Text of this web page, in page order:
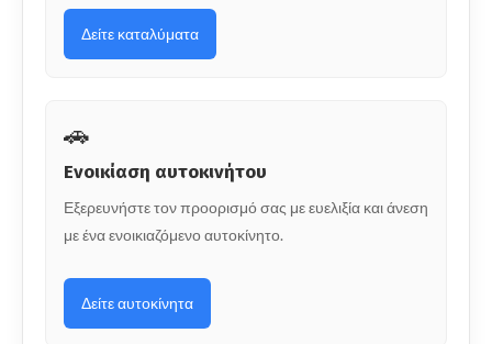
Δείτε καταλύματα
🚗
Ενοικίαση αυτοκινήτου
Εξερευνήστε τον προορισμό σας με ευελιξία και άνεση
με ένα ενοικιαζόμενο αυτοκίνητο.
Δείτε αυτοκίνητα